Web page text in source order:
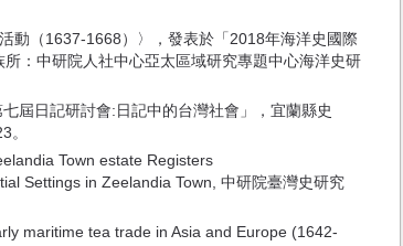
動（1637-1668）〉，發表於「2018年海洋史國際
：中研院人社中心亞太區域研究專題中心海洋史研
屆日記研討會:日記中的台灣社會」，宜蘭縣史
。
Town estate Registers
Settings in Zeelandia Town, 中研院臺灣史研究
maritime tea trade in Asia and Europe (1642-